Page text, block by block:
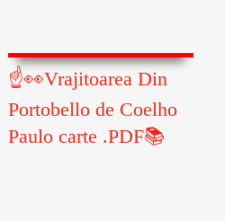
☝👀Vrajitoarea Din
Portobello de Coelho
Paulo carte .PDF📚